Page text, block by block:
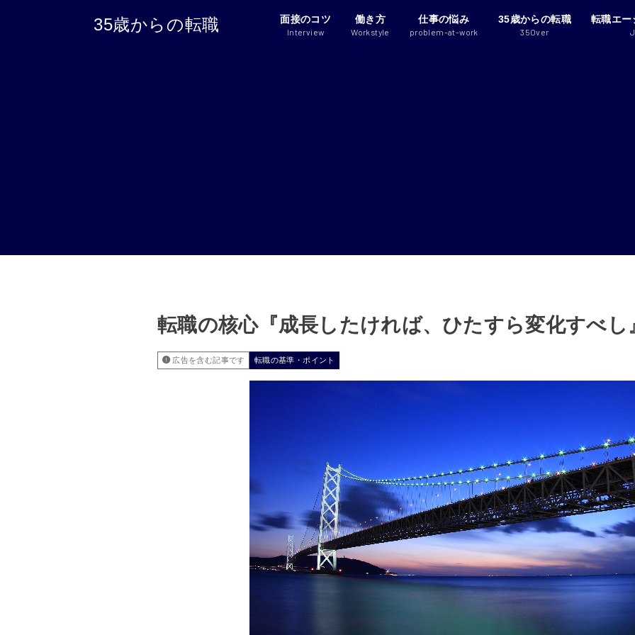
35歳からの転職 面接のコツ
Interview
働き方
Workstyle
仕事の悩み
problem-at-work
35歳からの転職
35Over
転職エー
転職の核心『成長したければ、ひたすら変化すべし
広告を含む記事です 転職の基準・ポイント